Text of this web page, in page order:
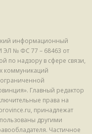
информационный
ЭЛ № ФС 77 – 68463 от
по надзору в сфере связи,
коммуникаций
Главный редактор
права на
принадлежат
другими
Частичное